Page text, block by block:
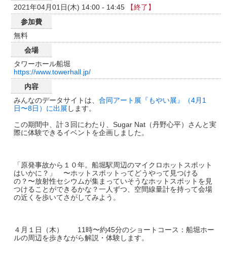
2021年04月01日(木) 14:00 - 14:45
【終了】
参加費
無料
会場
タワーホール船堀
https://www.towerhall.jp/
内容
みんなのデータサイトは、 合同アート展『もやい展』（4月1
日〜8日）に出展 します。
この期間中、計３回にわたり、Sugar Nat（丹野心平）さんと実
際に体験できるイベントを企画しました。
「原発事故から１０年。船堀駅周辺のマイクロホットスポット
はいかに？」 〜ホットスポットってどうやって見つける
の？〜放射性セシウムが集まっていそうなホットスポットを見
つけることができるかな？一人ずつ、空間線量計を持って会場
の近くを歩いてさがしてみよう。
４月１日（木） 11時〜約45分のショートコース：船堀ホー
ルの周辺を歩きながら解説・体験します。